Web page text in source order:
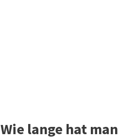
Wie lange hat